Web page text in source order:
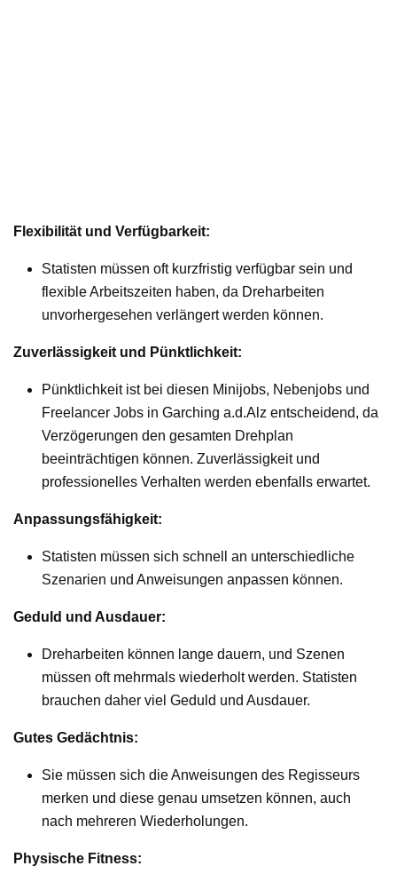
Flexibilität und Verfügbarkeit:
Statisten müssen oft kurzfristig verfügbar sein und
flexible Arbeitszeiten haben, da Dreharbeiten
unvorhergesehen verlängert werden können.
Zuverlässigkeit und Pünktlichkeit:
Pünktlichkeit ist bei diesen Minijobs, Nebenjobs und
Freelancer Jobs in Garching a.d.Alz entscheidend, da
Verzögerungen den gesamten Drehplan
beeinträchtigen können. Zuverlässigkeit und
professionelles Verhalten werden ebenfalls erwartet.
Anpassungsfähigkeit:
Statisten müssen sich schnell an unterschiedliche
Szenarien und Anweisungen anpassen können.
Geduld und Ausdauer:
Dreharbeiten können lange dauern, und Szenen
müssen oft mehrmals wiederholt werden. Statisten
brauchen daher viel Geduld und Ausdauer.
Gutes Gedächtnis:
Sie müssen sich die Anweisungen des Regisseurs
merken und diese genau umsetzen können, auch
nach mehreren Wiederholungen.
Physische Fitness: